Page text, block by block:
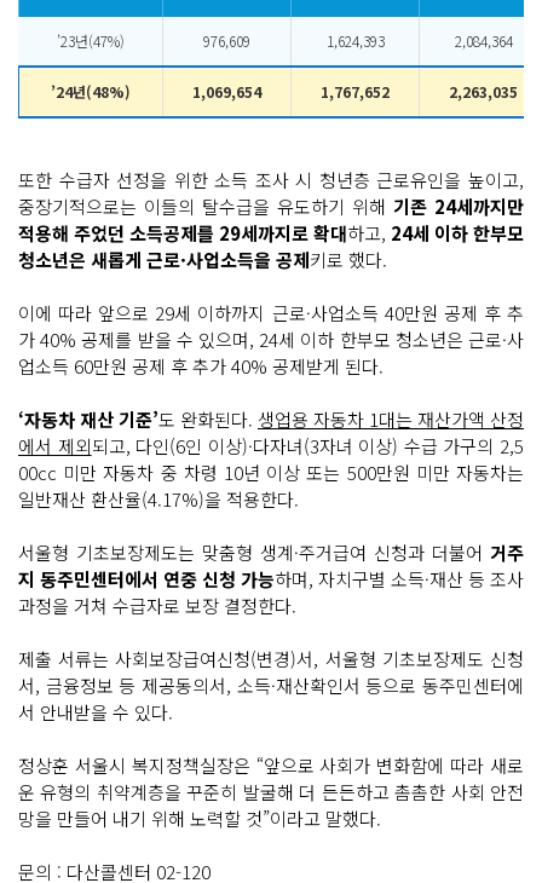
’23년(47%) 976,609 1,624,393 2,084,364
’24년(48%) 1,069,654 1,767,652 2,263,035
또한 수급자 선정을 위한 소득 조사 시 청년층 근로유인을 높이고,
중장기적으로는 이들의 탈수급을 유도하기 위해 기존 24세까지만
적용해 주었던 소득공제를 29세까지로 확대하고, 24세 이하 한부모
청소년은 새롭게 근로·사업소득을 공제키로 했다.
이에 따라 앞으로 29세 이하까지 근로·사업소득 40만원 공제 후 추
가 40% 공제를 받을 수 있으며, 24세 이하 한부모 청소년은 근로·사
업소득 60만원 공제 후 추가 40% 공제받게 된다.
‘자동차 재산 기준’도 완화된다. 생업용 자동차 1대는 재산가액 산정
에서 제외되고, 다인(6인 이상)·다자녀(3자녀 이상) 수급 가구의 2,5
00cc 미만 자동차 중 차령 10년 이상 또는 500만원 미만 자동차는
일반재산 환산율(4.17%)을 적용한다.
서울형 기초보장제도는 맞춤형 생계·주거급여 신청과 더불어 거주
지 동주민센터에서 연중 신청 가능하며, 자치구별 소득·재산 등 조사
과정을 거쳐 수급자로 보장 결정한다.
제출 서류는 사회보장급여신청(변경)서, 서울형 기초보장제도 신청
서, 금융정보 등 제공동의서, 소득·재산확인서 등으로 동주민센터에
서 안내받을 수 있다.
정상훈 서울시 복지정책실장은 “앞으로 사회가 변화함에 따라 새로
운 유형의 취약계층을 꾸준히 발굴해 더 든든하고 촘촘한 사회 안전
망을 만들어 내기 위해 노력할 것”이라고 말했다.
문의 : 다산콜센터 02-120